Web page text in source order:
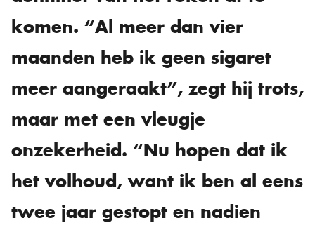
komen. “Al meer dan vier
maanden heb ik geen sigaret
meer aangeraakt”, zegt hij trots,
maar met een vleugje
onzekerheid. “Nu hopen dat ik
het volhoud, want ik ben al eens
twee jaar gestopt en nadien